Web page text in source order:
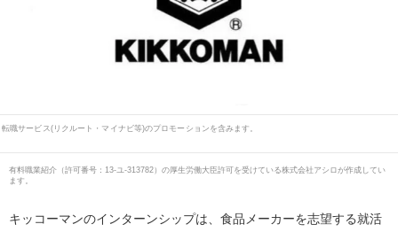
転職サービス(リクルート・マイナビ等)のプロモーションを含みます。
有料職業紹介（許可番号：13-ユ-313782）の厚生労働大臣許可を受けている株式会社アシロが作成してい
ます。
キッコーマンのインターンシップは、食品メーカーを志望する就活